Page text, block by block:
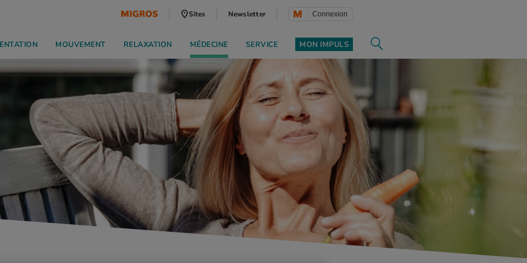
Sites Newsletter Connexion
MOUVEMENT RELAXATION MÉDECINE SERVICE MON IMPULS